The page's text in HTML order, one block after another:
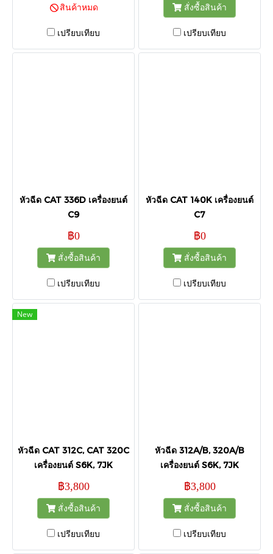
สินค้าหมด
เปรียบเทียบ
สั่งซื้อสินค้า
เปรียบเทียบ
หัวฉีด CAT 336D เครื่องยนต์
C9
฿0
สั่งซื้อสินค้า
เปรียบเทียบ
หัวฉีด CAT 140K เครื่องยนต์
C7
฿0
สั่งซื้อสินค้า
เปรียบเทียบ
New
หัวฉีด CAT 312C, CAT 320C
เครื่องยนต์ S6K, 7JK
฿3,800
สั่งซื้อสินค้า
เปรียบเทียบ
หัวฉีด 312A/B, 320A/B
เครื่องยนต์ S6K, 7JK
฿3,800
สั่งซื้อสินค้า
เปรียบเทียบ